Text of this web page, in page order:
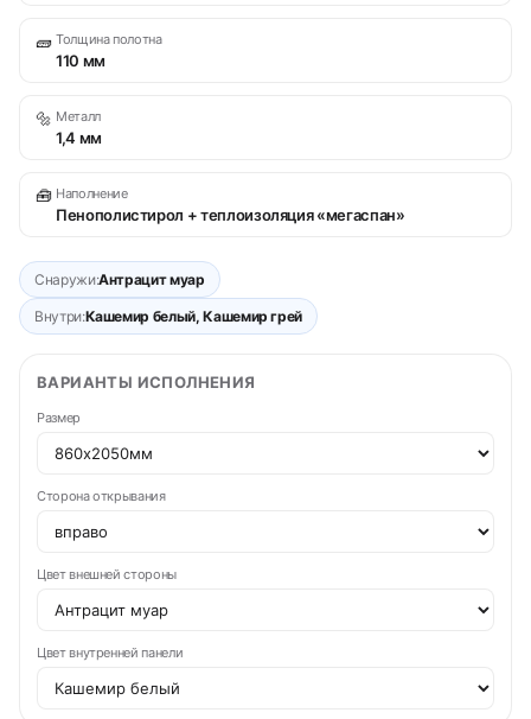
🧱 Толщина полотна
110 мм
🔩 Металл
1,4 мм
🧰 Наполнение
Пенополистирол + теплоизоляция «мегаспан»
Снаружи:Антрацит муар
Внутри:Кашемир белый, Кашемир грей
ВАРИАНТЫ ИСПОЛНЕНИЯ
Размер
Сторона открывания
Цвет внешней стороны
Цвет внутренней панели